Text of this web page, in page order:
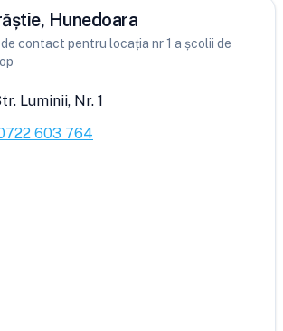
Hunedoara
contact pentru locația nr 1 a școlii de
Luminii, Nr. 1
603 764